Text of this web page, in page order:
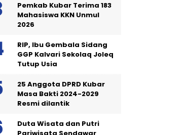
Pemkab Kubar Terima 183
Mahasiswa KKN Unmul
2026
RIP, Ibu Gembala Sidang
GGP Kalvari Sekolaq Joleq
Tutup Usia
25 Anggota DPRD Kubar
Masa Bakti 2024-2029
Resmi dilantik
Duta Wisata dan Putri